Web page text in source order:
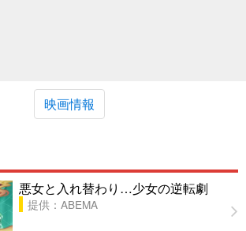
映画情報
悪女と入れ替わり…少女の逆転劇
提供：ABEMA